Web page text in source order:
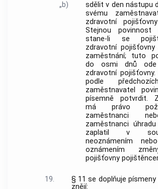
„b)
sdělit v den nástupu
svému
zdravotní
Stejnou
stane-li se
zdravotní
zaměstnání; tuto
do osmi dnů
zdravotní
podle
zaměstnavatel
písemně potvrdit.
má právo
zaměstnanci
zaměstnanci
zaplatil v
neoznámením
oznámením
pojišťovny
19.
§ 11 se doplňuje
znějí: